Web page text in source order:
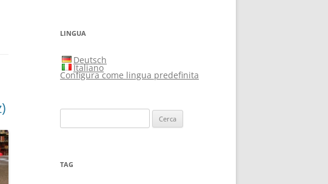
ITALIA - WIESLOCHLINGUA
Deutsch
Italiano
Configura come lingua predefinita
per:
TAG